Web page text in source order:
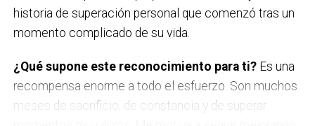
piscinas al aire libre, para sensibilizar a las personas
usuarias, pero también a personal que trabaja en sus
¿Cuántos casos se dan al año? ¿La tendencia es al
historia de superación personal que comenzó tras un
momento complicado de su vida.
¿Qué supone este reconocimiento para ti? Es una
recompensa enorme a todo el esfuerzo. Son muchos
meses de sacrificio, de constancia y de superar